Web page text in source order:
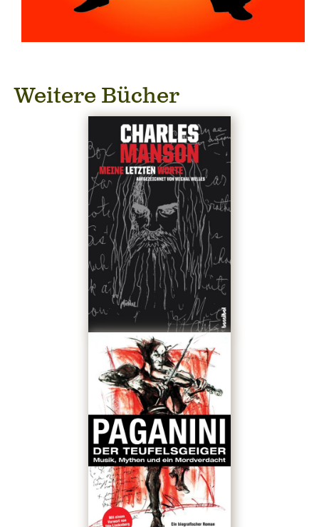
Weitere Bücher